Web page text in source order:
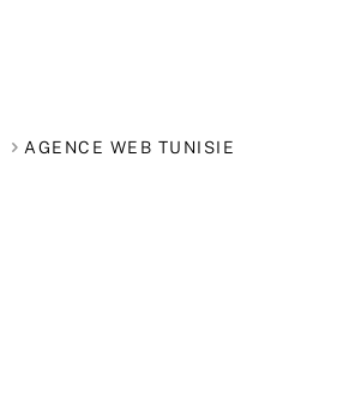
AGENCE WEB TUNISIE